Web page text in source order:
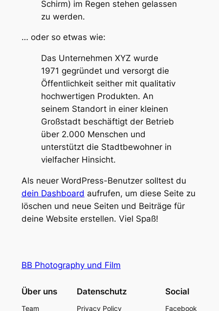
Schirm) im Regen stehen gelassen
zu werden.
… oder so etwas wie:
Das Unternehmen XYZ wurde
1971 gegründet und versorgt die
Öffentlichkeit seither mit qualitativ
hochwertigen Produkten. An
seinem Standort in einer kleinen
Großstadt beschäftigt der Betrieb
über 2.000 Menschen und
unterstützt die Stadtbewohner in
vielfacher Hinsicht.
Als neuer WordPress-Benutzer solltest du
dein Dashboard aufrufen, um diese Seite zu
löschen und neue Seiten und Beiträge für
deine Website erstellen. Viel Spaß!
BB Photography und Film
Über uns
Team
Datenschutz
Privacy Policy
Social
Facebook